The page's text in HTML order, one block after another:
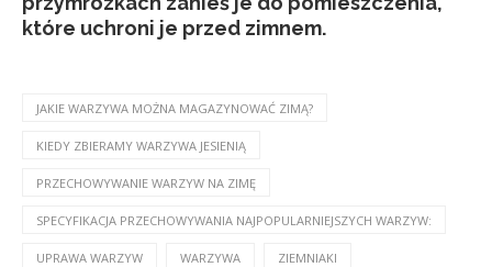
które uchroni je przed zimnem.
JAKIE WARZYWA MOŻNA MAGAZYNOWAĆ ZIMĄ?
KIEDY ZBIERAMY WARZYWA JESIENIĄ
PRZECHOWYWANIE WARZYW NA ZIMĘ
SPECYFIKACJA PRZECHOWYWANIA NAJPOPULARNIEJSZYCH WARZYW:
UPRAWA WARZYW WARZYWA ZIEMNIAKI